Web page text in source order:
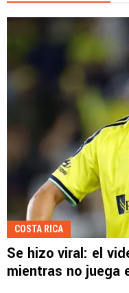
COSTA RICA
Se hizo viral: el
mientras no juega